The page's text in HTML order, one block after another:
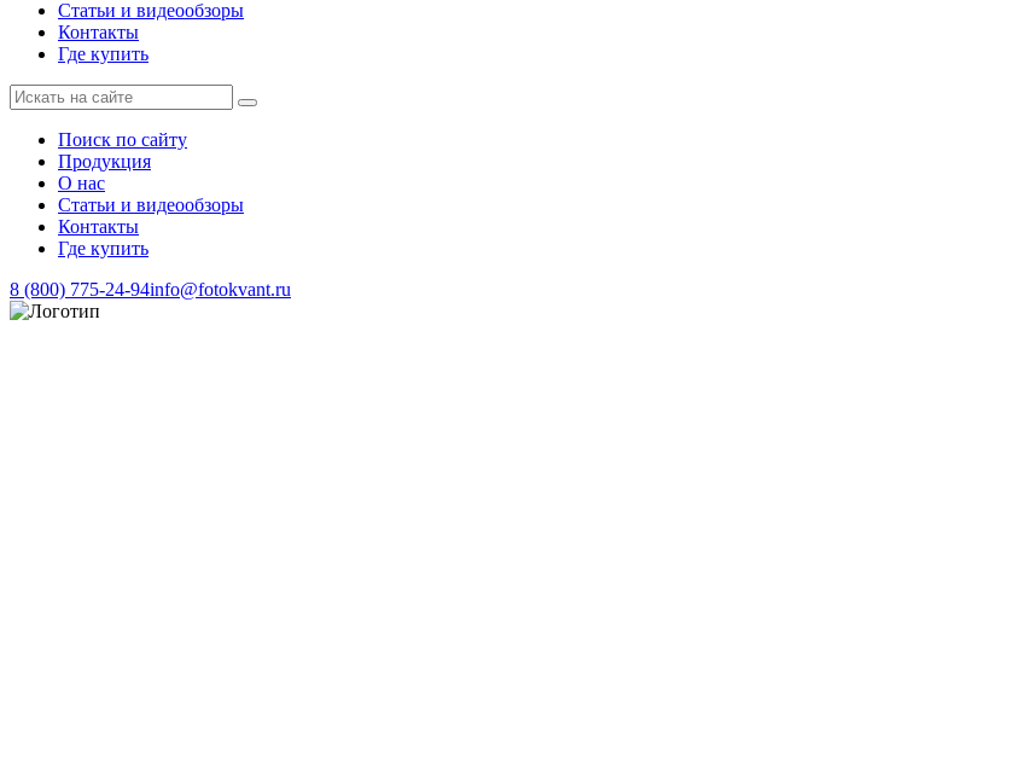
Статьи и видеообзоры
Контакты
Где купить
Поиск по сайту
Продукция
О нас
Статьи и видеообзоры
Контакты
Где купить
8 (800) 775-24-94info@fotokvant.ru